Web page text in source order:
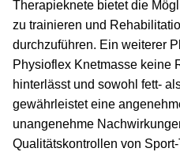
Therapieknete bietet die
zu trainieren und
durchzuführen. Ein weiterer
Physioflex Knetmasse keine
hinterlässt und sowohl fett-
gewährleistet eine
unangenehme
Qualitätskontrollen von